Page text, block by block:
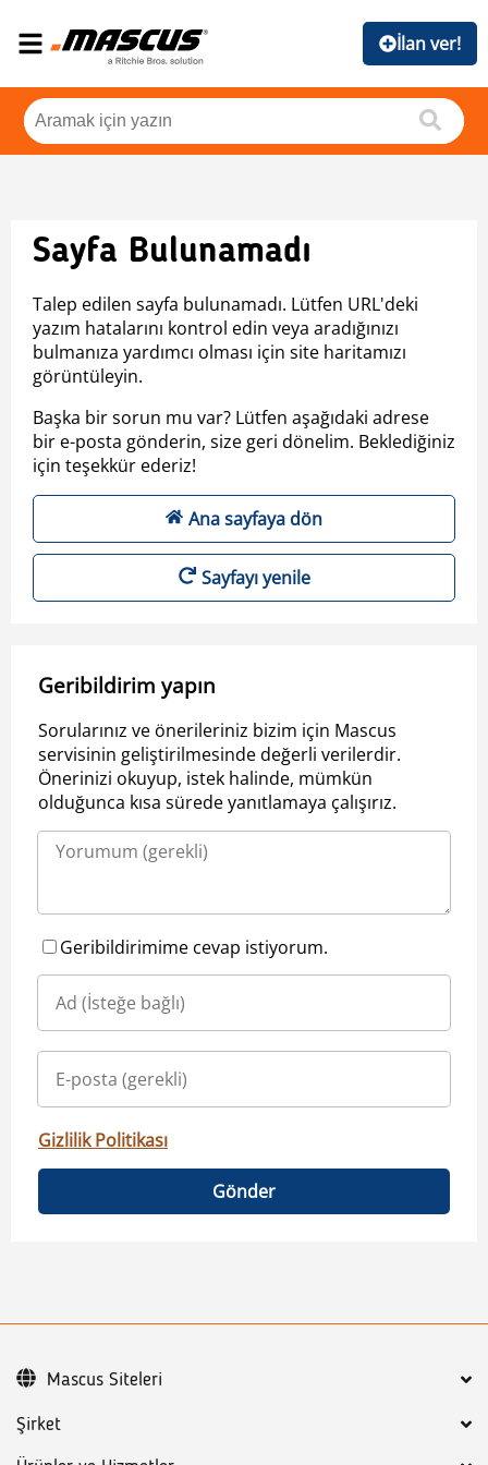
İlan ver!
Sayfa Bulunamadı
Talep edilen sayfa bulunamadı. Lütfen URL'deki
yazım hatalarını kontrol edin veya aradığınızı
bulmanıza yardımcı olması için site haritamızı
görüntüleyin.
Başka bir sorun mu var? Lütfen aşağıdaki adrese
bir e-posta gönderin, size geri dönelim. Beklediğiniz
için teşekkür ederiz!
Ana sayfaya dön
Sayfayı yenile
Geribildirim yapın
Sorularınız ve önerileriniz bizim için Mascus
servisinin geliştirilmesinde değerli verilerdir.
Önerinizi okuyup, istek halinde, mümkün
olduğunca kısa sürede yanıtlamaya çalışırız.
Geribildirimime cevap istiyorum.
Gizlilik Politikası
Gönder
Şirket
Mascus Siteleri